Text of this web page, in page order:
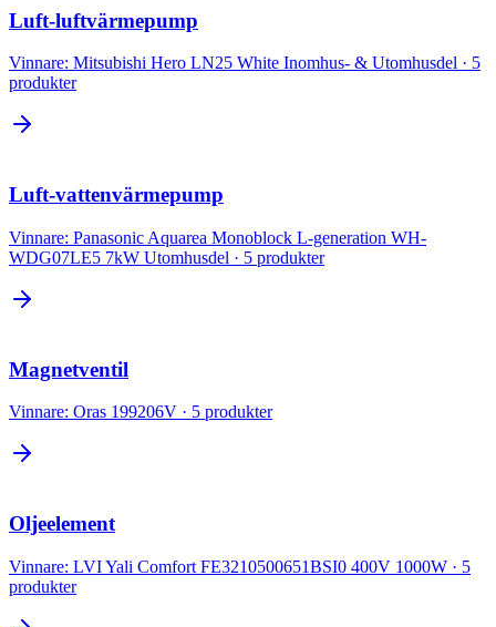
Luft-luftvärmepump
Vinnare: Mitsubishi Hero LN25 White Inomhus- & Utomhusdel · 5
produkter
Luft-vattenvärmepump
Vinnare: Panasonic Aquarea Monoblock L-generation WH-
WDG07LE5 7kW Utomhusdel · 5 produkter
Magnetventil
Vinnare: Oras 199206V · 5 produkter
Oljeelement
Vinnare: LVI Yali Comfort FE3210500651BSI0 400V 1000W · 5
produkter